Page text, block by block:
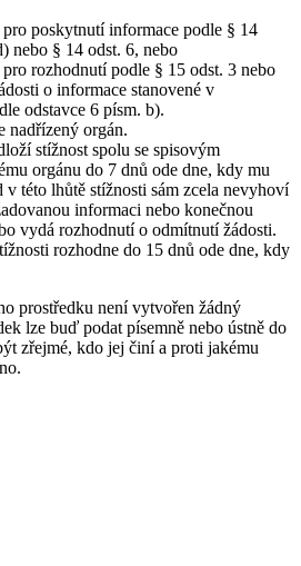
poskytnutí informace podle § 14
nebo § 14 odst. 6, nebo
rozhodnutí podle § 15 odst. 3 nebo
o informace stanovené v
odstavce 6 písm. b).
nadřízený orgán.
stížnost spolu se spisovým
orgánu do 7 dnů ode dne, kdy mu
v této lhůtě stížnosti sám zcela nevyhoví
informaci nebo konečnou
vydá rozhodnutí o odmítnutí žádosti.
rozhodne do 15 dnů ode dne, kdy
prostředku není vytvořen žádný
lze buď podat písemně nebo ústně do
zřejmé, kdo jej činí a proti jakému